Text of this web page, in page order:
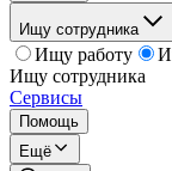
Ищу сотрудника
Ищу работу
Ищу сотрудника
Сервисы
Помощь
Ещё